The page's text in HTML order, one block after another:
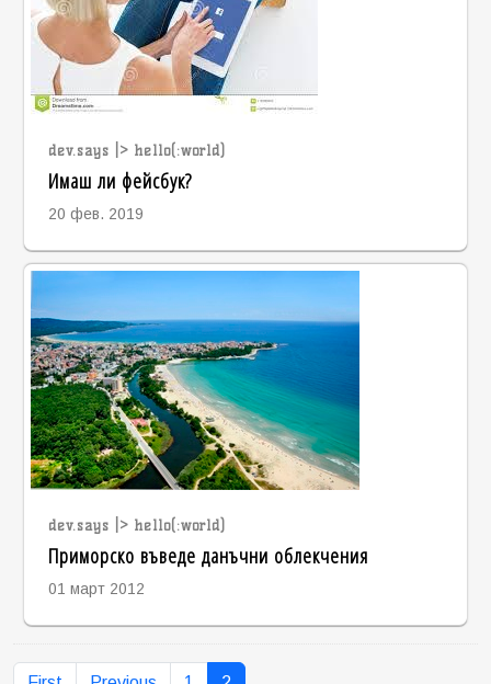
dev.says |> hello(:world)
Имаш ли фейсбук?
20 фев. 2019
dev.says |> hello(:world)
Приморско въведе данъчни облекчения
01 март 2012